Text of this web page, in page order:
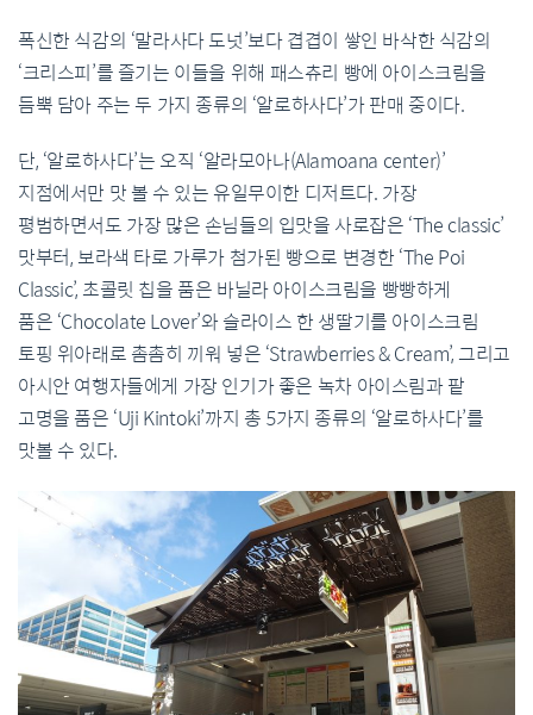
폭신한 식감의 ‘말라사다도넛’보다 겹겹이 쌓인 바삭한 식감의
‘크리스피 ’를즐기는 이들을 위해 패스츄리 빵에 아이스크림을
듬뿍 담아주는 두 가지 종류의 ‘알로하사다’가 판매 중이다.
단, ‘알로하사다’는 오직 ‘알라모아나(Alamoana center)’
지점에서만 맛볼수 있는유일무이한 디저트다. 가장
평범하면서도 가장 많은손님들의 입맛을 사로잡은 ‘The classic’
맛부터,보라색 타로 가루가 첨가된 빵으로 변경한 ‘The Poi
Classic’,초콜릿 칩을 품은 바닐라아이스크림을 빵빵하게
품은 ‘Chocolate Lover’와슬라이스 한 생딸기를 아이스크림
토핑 위아래로촘촘히 끼워 넣은 ‘Strawberries & Cream’,그리고
아시안 여행자들에게 가장 인기가좋은 녹차 아이스림과 팥
고명을품은 ‘Uji Kintoki’까지 총 5가지 종류의 ‘알로하사다’를
맛볼수 있다.